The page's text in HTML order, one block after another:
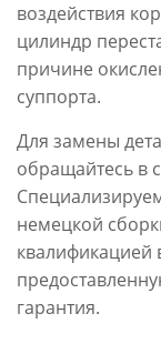
воздействия
цилиндр
причине
суппорта.
Для замены
обращайтесь в
немецкой
квалификацией
гарантия.